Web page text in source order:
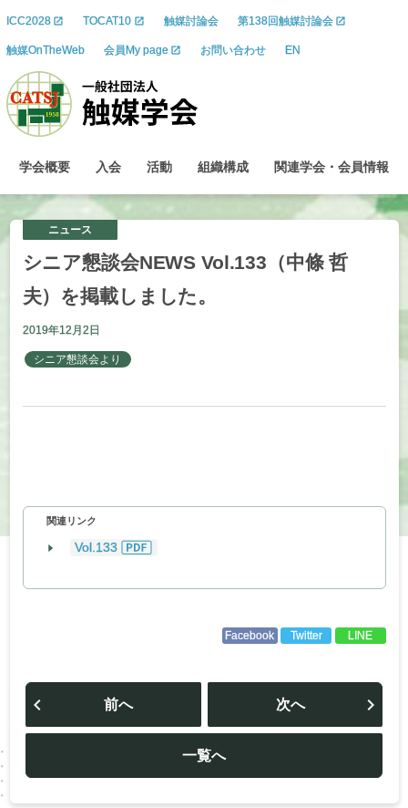
ICC2028 TOCAT10 触媒討論会 第138回触媒討論会
触媒OnTheWeb 会員My page お問い合わせ EN
学会概要 入会 活動 組織構成 関連学会 ・ 会員情報
ニュース
シニア懇談会NEWS Vol.133 （中條 哲
夫）を掲載しました。
2019年12月2日
シニア懇談会より
関連リンク
Vol.133
Facebook Twitter LINE
投
ビ
ー
シ
ョ
前へ
一覧へ
次へ